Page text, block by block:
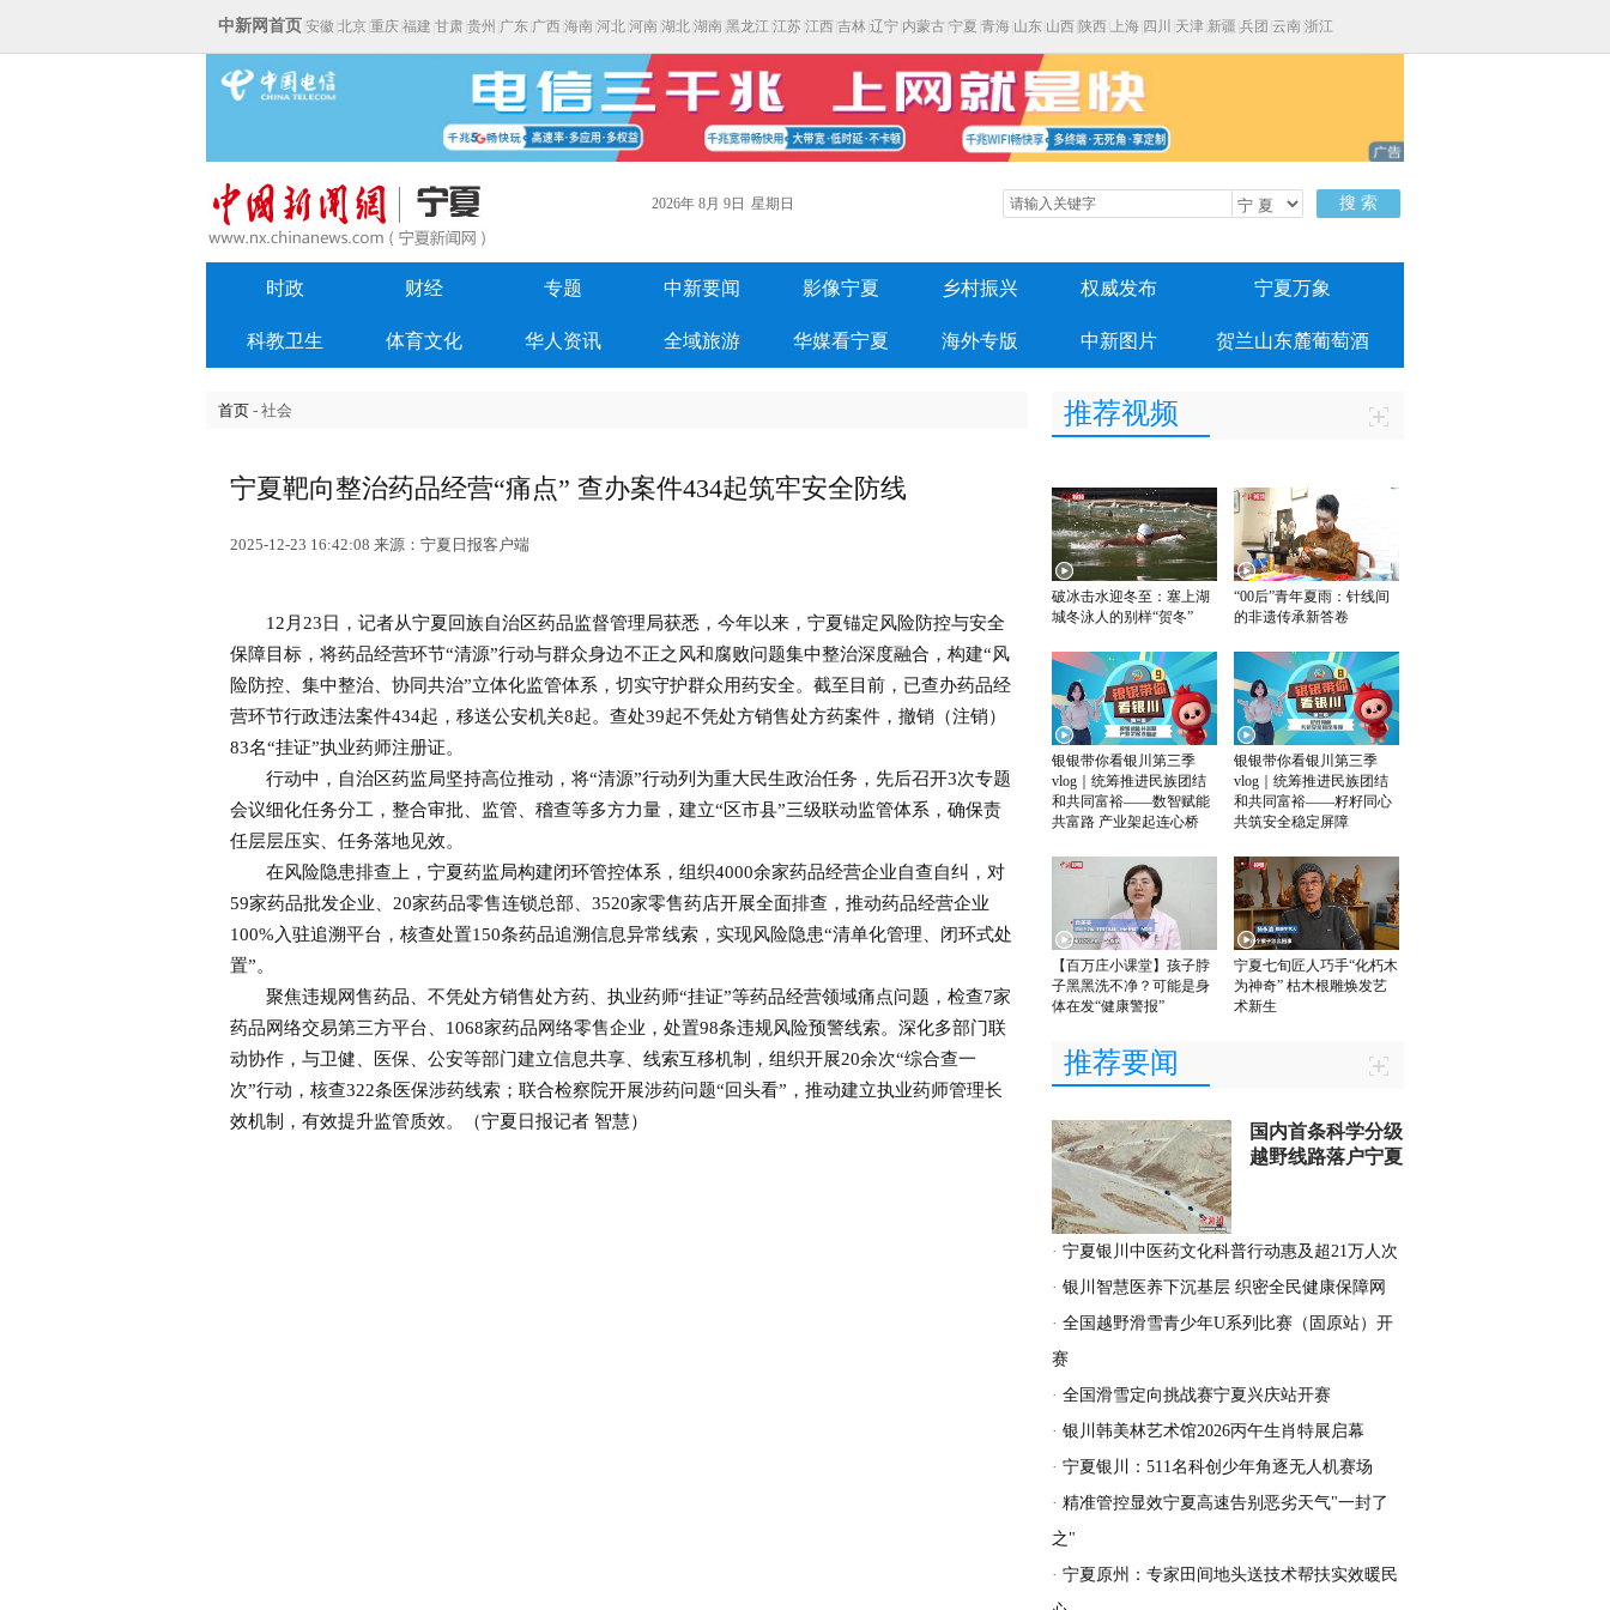
中新网首页 安徽 北京 重庆 福建 甘肃 贵州 广东 广西 海南 河北 河南 湖北 湖南 黑龙江 江苏 江西 吉林 辽宁 内蒙古 宁夏 青海 山东 山西 陕西 上海 四川 天津 新疆 兵团 云南 浙江
2026年 8月 9日 星期日 搜 索
时政 财经 专题 中新要闻 影像宁夏 乡村振兴 权威发布 宁夏万象
科教卫生 体育文化 华人资讯 全域旅游 华媒看宁夏 海外专版 中新图片 贺兰山东麓葡萄酒
首页 - 社会
宁夏靶向整治药品经营“痛点” 查办案件434起筑牢安全防线
2025-12-23 16:42:08 来源：宁夏日报客户端
12月23日，记者从宁夏回族自治区药品监督管理局获悉，今年以来，宁夏锚定风险防控与安全
保障目标，将药品经营环节“清源”行动与群众身边不正之风和腐败问题集中整治深度融合，构建“风
险防控、集中整治、协同共治”立体化监管体系，切实守护群众用药安全。截至目前，已查办药品经
营环节行政违法案件434起，移送公安机关8起。查处39起不凭处方销售处方药案件，撤销（注销）
83名“挂证”执业药师注册证。
行动中，自治区药监局坚持高位推动，将“清源”行动列为重大民生政治任务，先后召开3次专题
会议细化任务分工，整合审批、监管、稽查等多方力量，建立“区市县”三级联动监管体系，确保责
任层层压实、任务落地见效。
在风险隐患排查上，宁夏药监局构建闭环管控体系，组织4000余家药品经营企业自查自纠，对
59家药品批发企业、20家药品零售连锁总部、3520家零售药店开展全面排查，推动药品经营企业
100%入驻追溯平台，核查处置150条药品追溯信息异常线索，实现风险隐患“清单化管理、闭环式处
置”。
聚焦违规网售药品、不凭处方销售处方药、执业药师“挂证”等药品经营领域痛点问题，检查7家
药品网络交易第三方平台、1068家药品网络零售企业，处置98条违规风险预警线索。深化多部门联
动协作，与卫健、医保、公安等部门建立信息共享、线索互移机制，组织开展20余次“综合查一
次”行动，核查322条医保涉药线索；联合检察院开展涉药问题“回头看”，推动建立执业药师管理长
效机制，有效提升监管质效。（宁夏日报记者 智慧）
推荐视频
破冰击水迎冬至：塞上湖
城冬泳人的别样“贺冬”
“00后”青年夏雨：针线间
的非遗传承新答卷
银银带你看银川第三季
vlog｜统筹推进民族团结
和共同富裕——数智赋能
共富路 产业架起连心桥
银银带你看银川第三季
vlog｜统筹推进民族团结
和共同富裕——籽籽同心
共筑安全稳定屏障
【百万庄小课堂】孩子脖
子黑黑洗不净？可能是身
体在发“健康警报”
宁夏七旬匠人巧手“化朽木
为神奇” 枯木根雕焕发艺
术新生
推荐要闻
国内首条科学分级
越野线路落户宁夏
· 宁夏银川中医药文化科普行动惠及超21万人次
· 银川智慧医养下沉基层 织密全民健康保障网
· 全国越野滑雪青少年U系列比赛（固原站）开
赛
· 全国滑雪定向挑战赛宁夏兴庆站开赛
· 银川韩美林艺术馆2026丙午生肖特展启幕
· 宁夏银川：511名科创少年角逐无人机赛场
· 精准管控显效宁夏高速告别恶劣天气"一封了
之"
· 宁夏原州：专家田间地头送技术帮扶实效暖民